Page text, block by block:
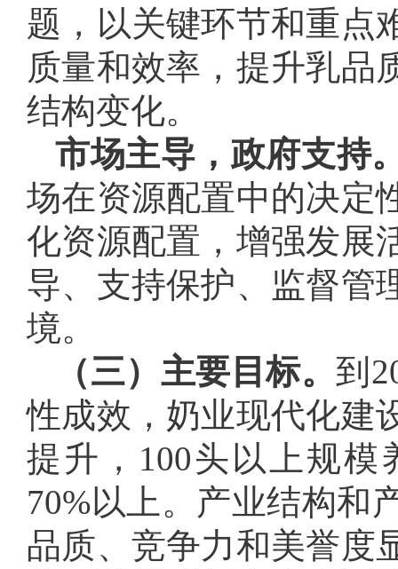
题，以关键环节和重点
质量和效率，提升乳品
结构变化。
市场主导，政府支持
场在资源配置中的决定
化资源配置，增强发展
导、支持保护、监督管
境。
（三）主要目标。 到
性成效，奶业现代化建
提升，100头以上规模
70%以上。产业结构和
品质、竞争力和美誉度